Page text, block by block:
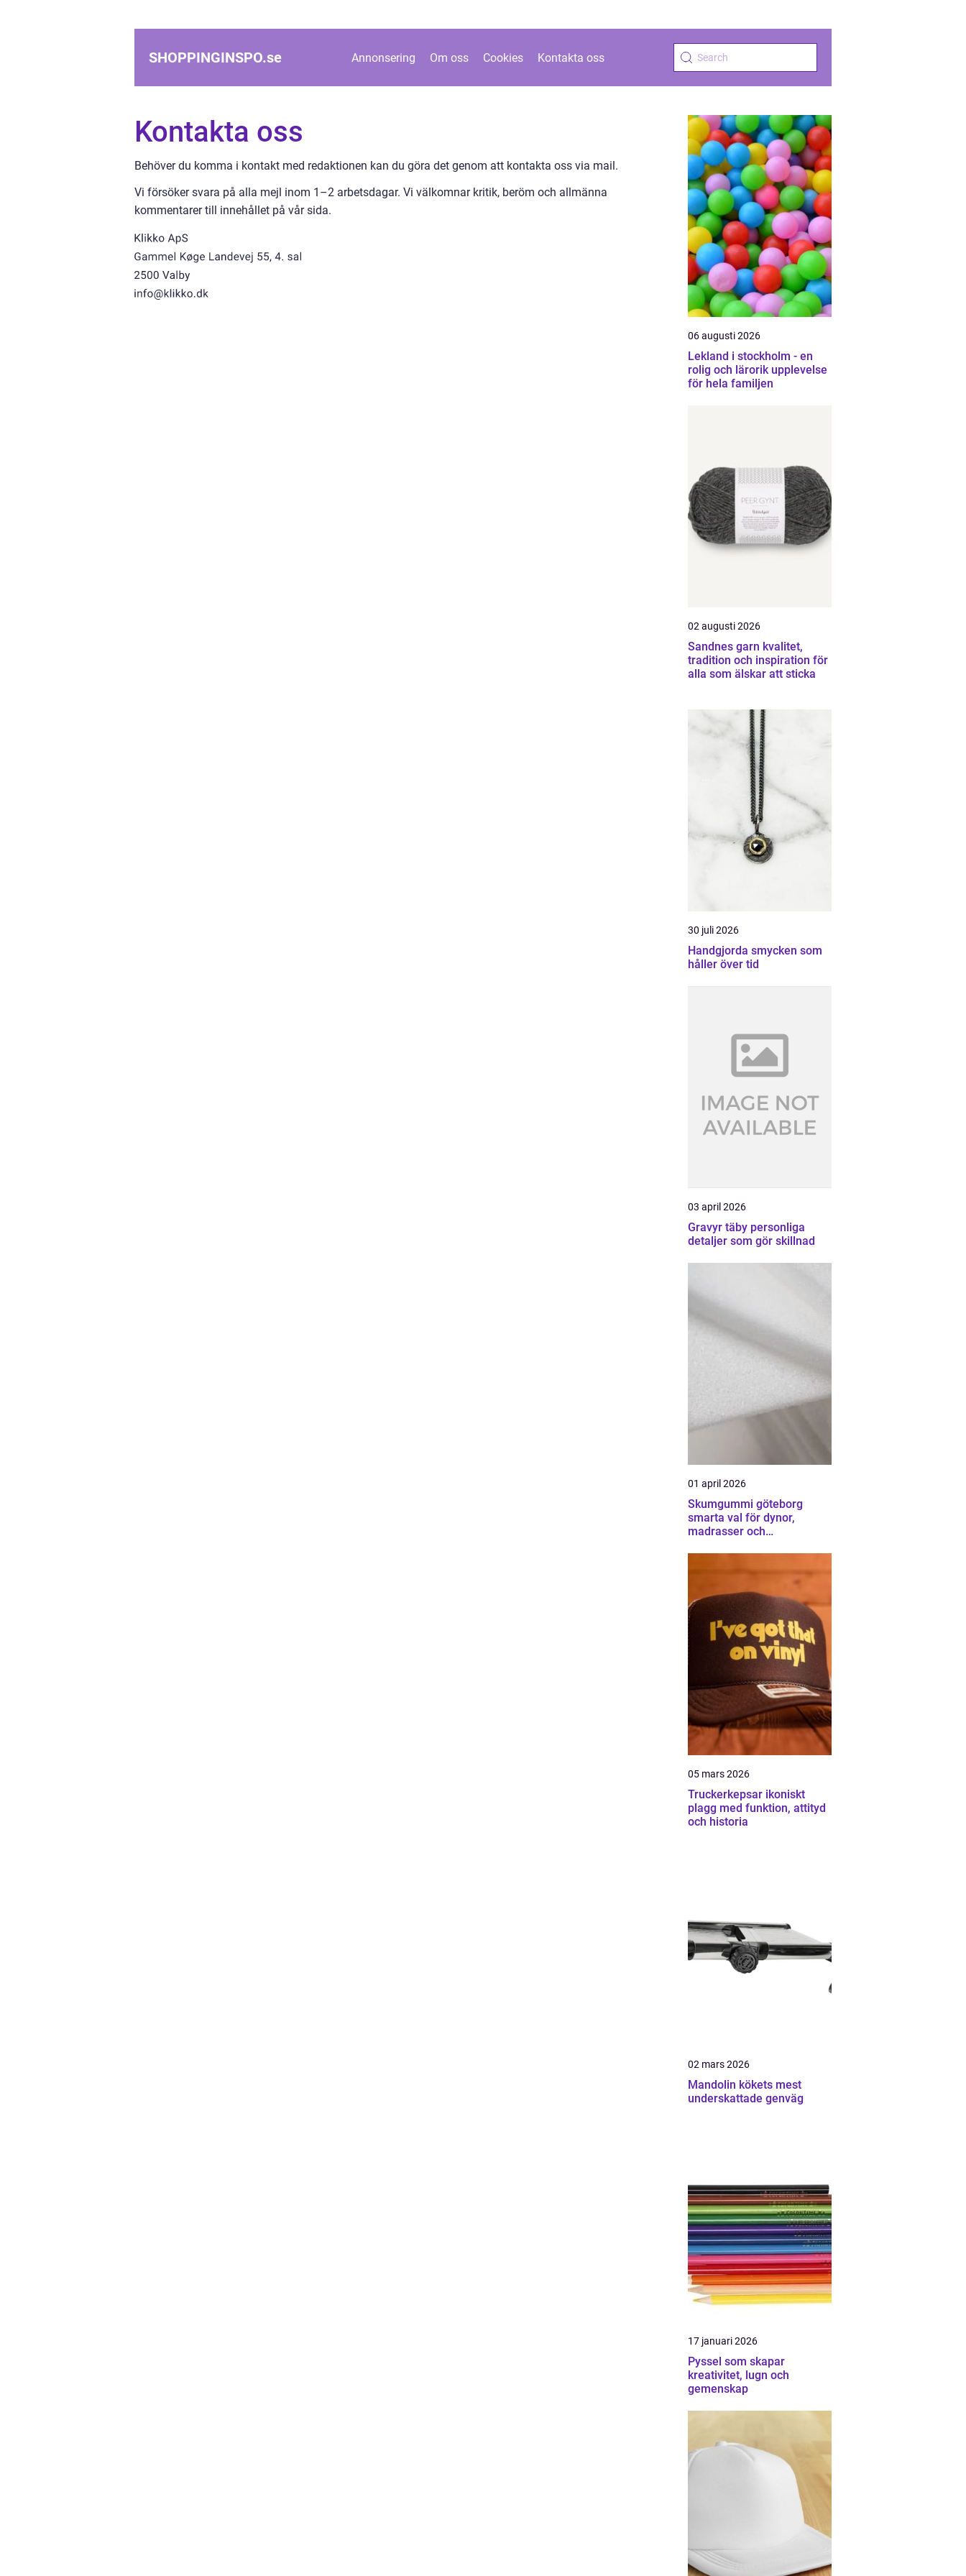
SHOPPINGINSPO.se Annonsering Om oss Cookies Kontakta oss
Kontakta oss
Behöver du komma i kontakt med redaktionen kan du göra det genom att kontakta oss via mail.
Vi försöker svara på alla mejl inom 1–2 arbetsdagar. Vi välkomnar kritik, beröm och allmänna
kommentarer till innehållet på vår sida.
06 augusti 2026
Lekland i stockholm - en
rolig och lärorik upplevelse
för hela familjen
02 augusti 2026
Sandnes garn kvalitet,
tradition och inspiration för
alla som älskar att sticka
30 juli 2026
Handgjorda smycken som
håller över tid
03 april 2026
Gravyr täby personliga
detaljer som gör skillnad
01 april 2026
Skumgummi göteborg
smarta val för dynor,
madrasser och
05 mars 2026
Truckerkepsar ikoniskt
plagg med funktion, attityd
och historia
02 mars 2026
Mandolin kökets mest
underskattade genväg
17 januari 2026
Pyssel som skapar
kreativitet, lugn och
gemenskap